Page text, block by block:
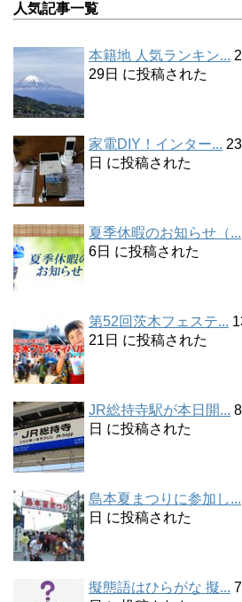
人気記事一覧
本籍地 人気ランキン...
29日 に投稿された
家電DIY！インター...
日 に投稿された
夏季休暇のお知らせ（...
6日 に投稿された
第52回茨木フェステ...
21日 に投稿された
JR総持寺駅が本日開...
日 に投稿された
島本夏まつりに参加し...
日 に投稿された
擬態語はひらがな 擬...